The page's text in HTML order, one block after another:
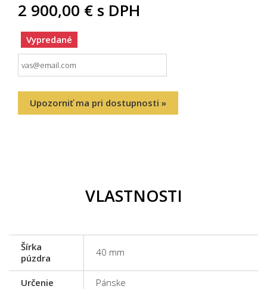
2 900,00 € s DPH
Vypredané
Upozorniť ma pri dostupnosti »
VLASTNOSTI
Šírka
púzdra
40 mm
Určenie Pánske